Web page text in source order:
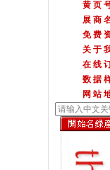
黄 页
展 商
免 费
关 于
在 线
数 据
网 站